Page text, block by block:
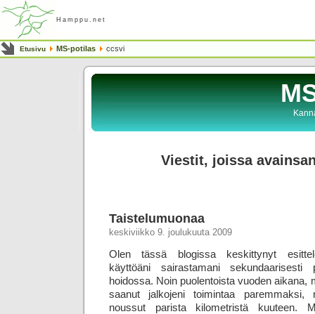
Hamppu.net
Etusivu MS-potilas ccsvi
Viestit, joissa
Taistelumuonaa
keskiviikko 9. joulukuuta 2009
Olen tässä blogissa keskittynyt
käyttöäni sairastamani sekundaarisesti
hoidossa. Noin puolentoista vuoden aikana,
saanut jalkojeni toimintaa paremmaksi,
noussut parista kilometristä kuuteen.